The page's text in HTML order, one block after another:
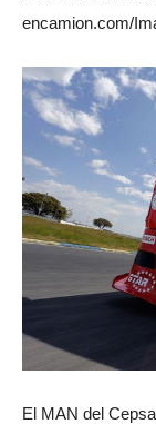
encamion.com/
El MAN del